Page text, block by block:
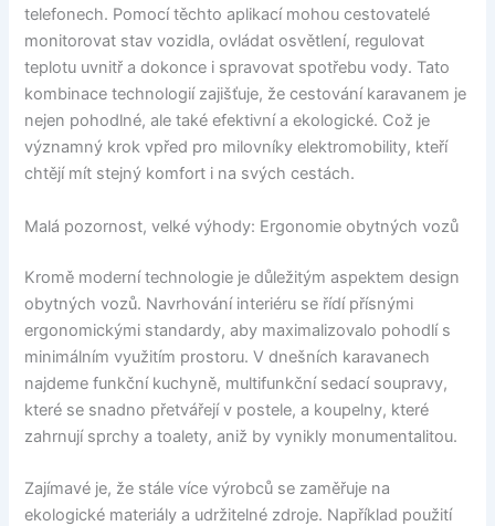
telefonech. Pomocí těchto aplikací mohou cestovatelé
monitorovat stav vozidla, ovládat osvětlení, regulovat
teplotu uvnitř a dokonce i spravovat spotřebu vody. Tato
kombinace technologií zajišťuje, že cestování karavanem je
nejen pohodlné, ale také efektivní a ekologické. Což je
významný krok vpřed pro milovníky elektromobility, kteří
chtějí mít stejný komfort i na svých cestách.
Malá pozornost, velké výhody: Ergonomie obytných vozů
Kromě moderní technologie je důležitým aspektem design
obytných vozů. Navrhování interiéru se řídí přísnými
ergonomickými standardy, aby maximalizovalo pohodlí s
minimálním využitím prostoru. V dnešních karavanech
najdeme funkční kuchyně, multifunkční sedací soupravy,
které se snadno přetvářejí v postele, a koupelny, které
zahrnují sprchy a toalety, aniž by vynikly monumentalitou.
Zajímavé je, že stále více výrobců se zaměřuje na
ekologické materiály a udržitelné zdroje. Například použití